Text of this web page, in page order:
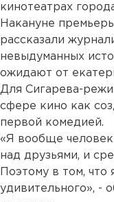
кинотеатрах
Накануне
рассказали
невыдуманных
ожидают от
Для Сигарева-
сфере кино как
первой комедией.
«Я вообще
над друзьями, и
Поэтому в том,
удивительного», -